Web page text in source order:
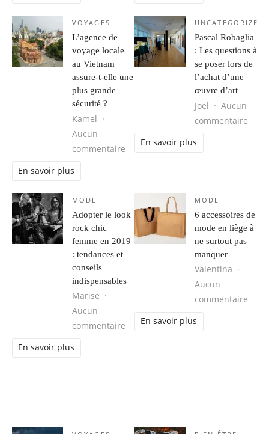
VOYAGES
L’agence de
voyage locale
au Vietnam
assure-t-elle une
plus grande
sécurité ?
Kamel
Aucun
commentaire sur L’agence de voyage locale au
En savoir plus
UNCATEGORIZED
Pascal Robaglia
: Les questions à
se poser lors de
l’achat d’une
œuvre d’art
Joel
Aucun
commentaire
En savoir plus
MODE
Adopter le look
rock chic
femme en 2019
: tendances et
conseils
indispensables
Marise
Aucun
commentaire sur Adopter le look rock chic
En savoir plus
MODE
6 accessoires de
mode en liège à
ne surtout pas
manquer
Valentina
Aucun
commentaire
En savoir plus